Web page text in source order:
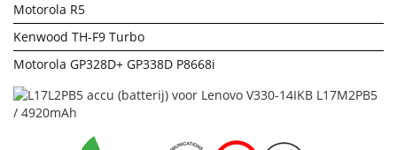
Motorola R5
Kenwood TH-F9 Turbo
Motorola GP328D+ GP338D P8668i